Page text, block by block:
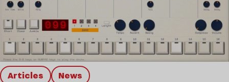
Articles news